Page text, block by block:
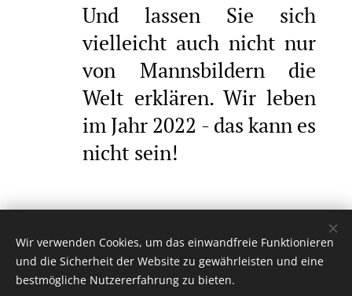
Und lassen Sie sich
vielleicht auch nicht nur
von Mannsbildern die
Welt erklären. Wir leben
im Jahr 2022 - das kann es
nicht sein!
Share
Wir verwenden Cookies, um das einwandfreie Funktionieren
und die Sicherheit der Website zu gewährleisten und eine
bestmögliche Nutzererfahrung zu bieten.